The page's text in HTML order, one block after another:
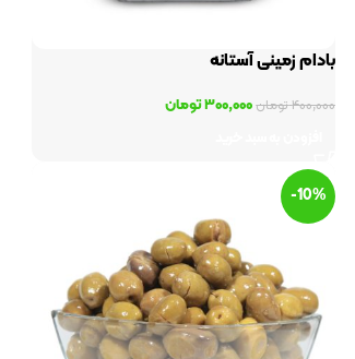
بادام زمینی آستانه
۴۰۰,۰۰۰تومان۳۰۰,۰۰۰تومان
-10%